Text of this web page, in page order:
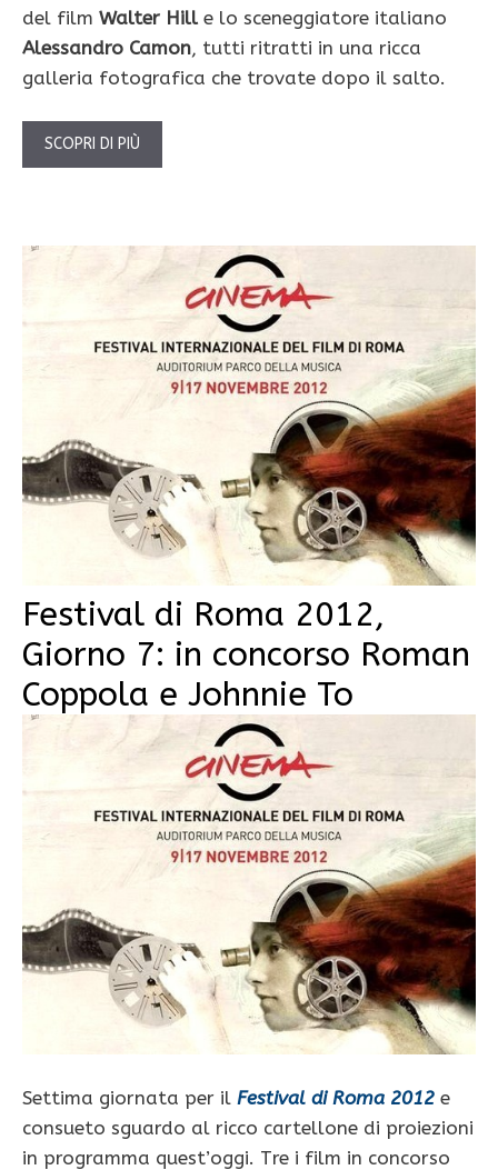
del film Walter Hill e lo sceneggiatore italiano
Alessandro Camon, tutti ritratti in una ricca
galleria fotografica che trovate dopo il salto.
SCOPRI DI PIÙ
Festival di Roma 2012,
Giorno 7: in concorso Roman
Coppola e Johnnie To
Settima giornata per il Festival di Roma 2012 e
consueto sguardo al ricco cartellone di proiezioni
in programma quest’oggi. Tre i film in concorso